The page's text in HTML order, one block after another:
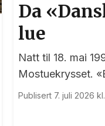
Da
lue
Natt til 18. mai
Mostuekrysset.
Autoimport-
Publisert 7. juli 2026 kl.